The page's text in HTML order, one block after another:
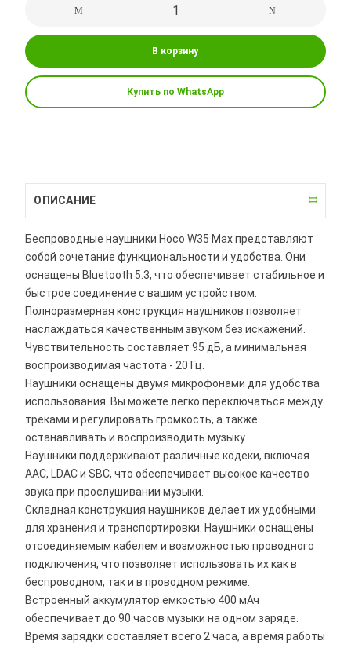
В корзину
Купить по WhatsApp
ОПИСАНИЕ
Беспроводные наушники Hoco W35 Max представляют
собой сочетание функциональности и удобства. Они
оснащены Bluetooth 5.3, что обеспечивает стабильное и
быстрое соединение с вашим устройством.
Полноразмерная конструкция наушников позволяет
наслаждаться качественным звуком без искажений.
Чувствительность составляет 95 дБ, а минимальная
воспроизводимая частота - 20 Гц.
Наушники оснащены двумя микрофонами для удобства
использования. Вы можете легко переключаться между
треками и регулировать громкость, а также
останавливать и воспроизводить музыку.
Наушники поддерживают различные кодеки, включая
AAC, LDAC и SBC, что обеспечивает высокое качество
звука при прослушивании музыки.
Складная конструкция наушников делает их удобными
для хранения и транспортировки. Наушники оснащены
отсоединяемым кабелем и возможностью проводного
подключения, что позволяет использовать их как в
беспроводном, так и в проводном режиме.
Встроенный аккумулятор емкостью 400 мАч
обеспечивает до 90 часов музыки на одном заряде.
Время зарядки составляет всего 2 часа, а время работы